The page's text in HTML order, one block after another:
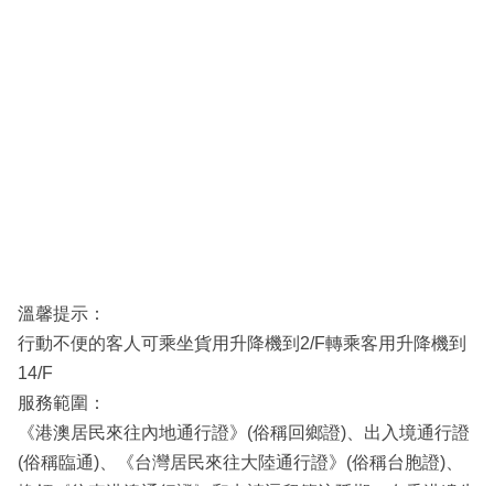
溫馨提示：
行動不便的客人可乘坐貨用升降機到2/F轉乘客用升降機到
14/F
服務範圍：
《港澳居民來往內地通行證》(俗稱回鄉證)、出入境通行證
(俗稱臨通)、《台灣居民來往大陸通行證》(俗稱台胞證)、